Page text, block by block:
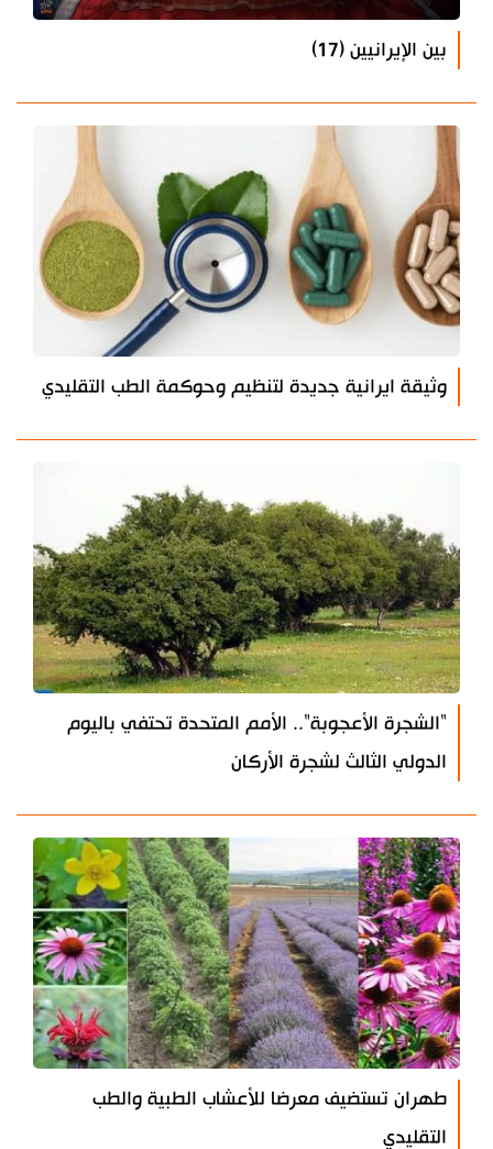
بين الإيرانيين (17)
وثيقة ايرانية جديدة لتنظيم وحوكمة الطب التقليدي
"الشجرة الأعجوبة".. الأمم المتحدة تحتفي باليوم
الدولي الثالث لشجرة الأركان
طهران تستضيف معرضا للأعشاب الطبية والطب
التقليدي